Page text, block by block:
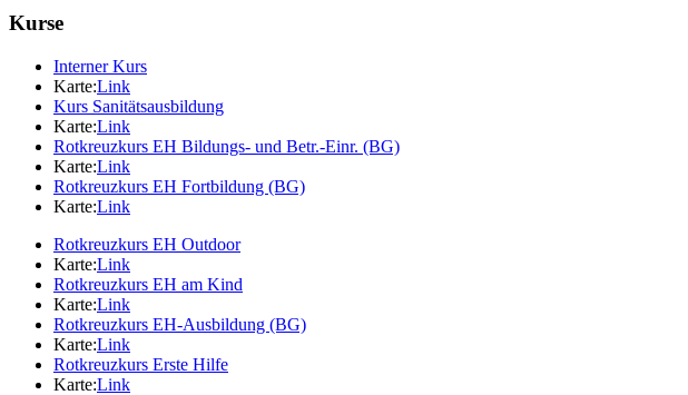
Kurse
Interner Kurs
Karte:Link
Kurs Sanitätsausbildung
Karte:Link
Rotkreuzkurs EH Bildungs- und Betr.-Einr. (BG)
Karte:Link
Rotkreuzkurs EH Fortbildung (BG)
Karte:Link
Rotkreuzkurs EH Outdoor
Karte:Link
Rotkreuzkurs EH am Kind
Karte:Link
Rotkreuzkurs EH-Ausbildung (BG)
Karte:Link
Rotkreuzkurs Erste Hilfe
Karte:Link